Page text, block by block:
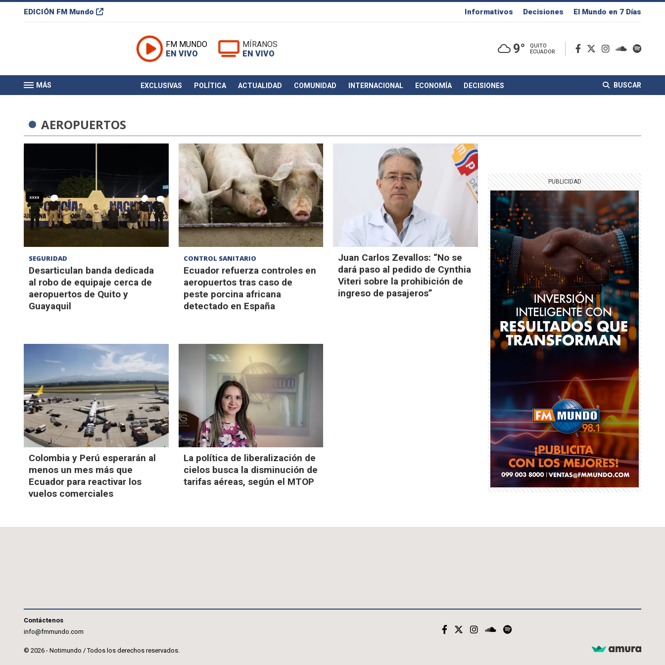
EDICIÓN FM Mundo Informativos Decisiones El Mundo en 7 Días
FM MUNDO
EN VIVO
MÍRANOS
EN VIVO
9°
QUITO
ECUADOR
MÁS EXCLUSIVAS POLÍTICA ACTUALIDAD COMUNIDAD INTERNACIONAL ECONOMÍA DECISIONES BUSCAR
AEROPUERTOS
SEGURIDAD
Desarticulan banda dedicada
al robo de equipaje cerca de
aeropuertos de Quito y
Guayaquil
CONTROL SANITARIO
Ecuador refuerza controles en
aeropuertos tras caso de
peste porcina africana
detectado en España
Juan Carlos Zevallos: “No se
dará paso al pedido de Cynthia
Viteri sobre la prohibición de
ingreso de pasajeros”
Colombia y Perú esperarán al
menos un mes más que
Ecuador para reactivar los
vuelos comerciales
La política de liberalización de
cielos busca la disminución de
tarifas aéreas, según el MTOP
Contáctenos
info@fmmundo.com
© 2026 - Notimundo / Todos los derechos reservados.